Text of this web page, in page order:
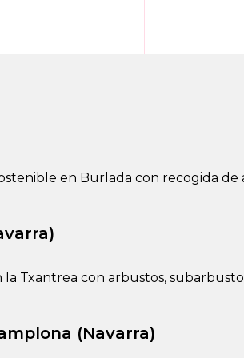
(Navarra)